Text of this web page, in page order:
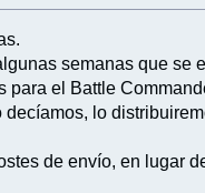
semanas que se
para el Battle
decíamos, lo
de envío, en lugar